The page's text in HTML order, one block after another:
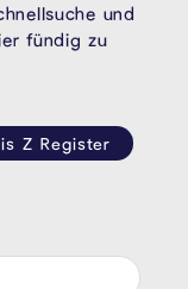
und
fündig zu
Z Register